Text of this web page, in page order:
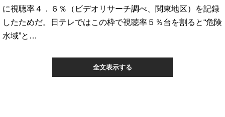
に視聴率４．６％（ビデオリサーチ調べ、関東地区）を記録
したためだ。日テレではこの枠で視聴率５％台を割ると“危険
水域”と…
全文表示する